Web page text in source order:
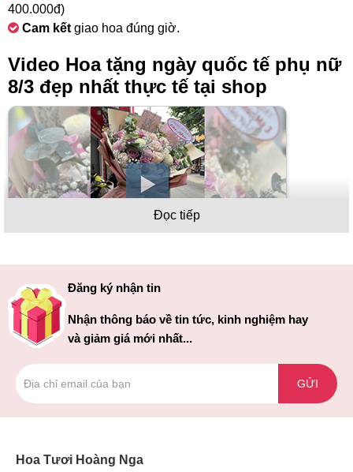
400.000đ)
Cam kết giao hoa đúng giờ.
Video Hoa tặng ngày quốc tế phụ nữ
8/3 đẹp nhất thực tế tại shop
phụ nữ
Ngày quốc tế phụ nữ là một dịp vô cùng đặc biệt trong năm.
Đây là ngày tất cả phái mạnh trên toàn thế giới có thể bày tỏ
sự quan tâm, tình cảm của mình cho phụ nữ. Một trong những
điều đặc biệt nhất mà chúng ta có thể làm chính là tặng
những bó hoa 8/3 tươi thắm.
biết ơn trong ngày quốc tế phụ nữ 8/3 đối với những người
Đọc tiếp
Đăng ký nhận tin
Nhận thông báo về tin tức, kinh nghiệm hay
và giảm giá mới nhất...
GỬI
Hoa Tươi Hoàng Nga